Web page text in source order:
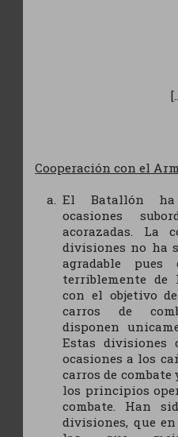
Cooperación con el
El Batallón
ocasiones
acorazadas. La
divisiones no ha
agradable pues
terriblemente de
con el objetivo
carros de
disponen
Estas divisiones
ocasiones a los
carros de combate
los principios
combate. Han
divisiones, que